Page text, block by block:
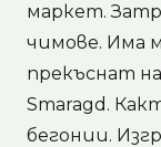
маркет.
чимове. Има
прекъснат
Smaragd.
бегонии.